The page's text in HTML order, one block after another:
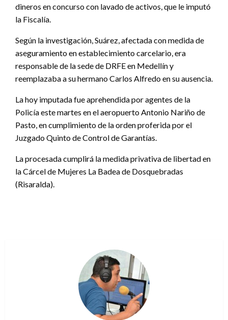
dineros en concurso con lavado de activos, que le imputó
la Fiscalía.
Según la investigación, Suárez, afectada con medida de
aseguramiento en establecimiento carcelario, era
responsable de la sede de DRFE en Medellín y
reemplazaba a su hermano Carlos Alfredo en su ausencia.
La hoy imputada fue aprehendida por agentes de la
Policía este martes en el aeropuerto Antonio Nariño de
Pasto, en cumplimiento de la orden proferida por el
Juzgado Quinto de Control de Garantías.
La procesada cumplirá la medida privativa de libertad en
la Cárcel de Mujeres La Badea de Dosquebradas
(Risaralda).